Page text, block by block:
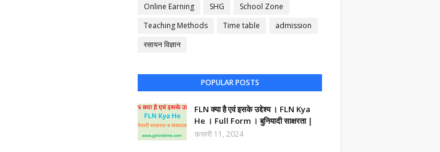
Online Earning
SHG
School Zone
Teaching Methods
Time table
admission
रसायन विज्ञान
POPULAR POSTS
FLN क्या है एवं इसके उद्देश्य । FLN Kya
He । Full Form । बुनियादी साक्षरता |
फ़रवरी 11, 2024